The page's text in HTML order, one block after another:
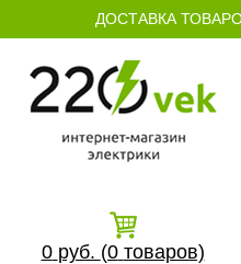
ДОСТАВКА
0 руб. (0 товаров)